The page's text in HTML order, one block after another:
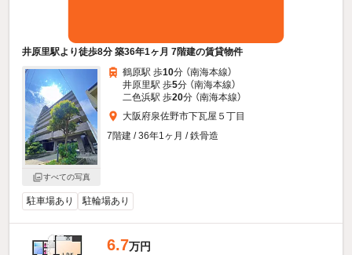
井原里駅より徒歩8分 築36年1ヶ月 7階建の賃貸物件
すべての写真
鶴原駅 歩10分 （南海本線）
井原里駅 歩5分 （南海本線）
二色浜駅 歩20分 （南海本線）
大阪府泉佐野市下瓦屋５丁目
7階建 / 36年1ヶ月 / 鉄骨造
駐車場あり 駐輪場あり
6.7万円